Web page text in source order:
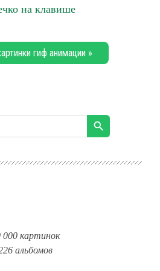
на клавише
гиф анимации »
000 картинок
альбомов